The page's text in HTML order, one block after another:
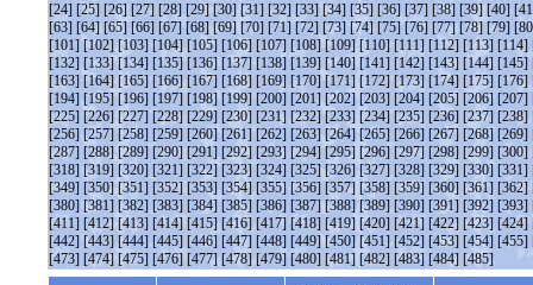
[24] [25] [26] [27] [28] [29] [30] [31] [32] [33] [34] [35] [36] [37] [38] [39] [40]
[63] [64] [65] [66] [67] [68] [69] [70] [71] [72] [73] [74] [75] [76] [77] [78] [79]
[101] [102] [103] [104] [105] [106] [107] [108] [109] [110] [111] [112] [113] [114]
[132] [133] [134] [135] [136] [137] [138] [139] [140] [141] [142] [143] [144] [145]
[163] [164] [165] [166] [167] [168] [169] [170] [171] [172] [173] [174] [175] [176]
[194] [195] [196] [197] [198] [199] [200] [201] [202] [203] [204] [205] [206] [207]
[225] [226] [227] [228] [229] [230] [231] [232] [233] [234] [235] [236] [237] [238]
[256] [257] [258] [259] [260] [261] [262] [263] [264] [265] [266] [267] [268] [269]
[287] [288] [289] [290] [291] [292] [293] [294] [295] [296] [297] [298] [299] [300]
[318] [319] [320] [321] [322] [323] [324] [325] [326] [327] [328] [329] [330] [331]
[349] [350] [351] [352] [353] [354] [355] [356] [357] [358] [359] [360] [361] [362]
[380] [381] [382] [383] [384] [385] [386] [387] [388] [389] [390] [391] [392] [393]
[411] [412] [413] [414] [415] [416] [417] [418] [419] [420] [421] [422] [423] [424]
[442] [443] [444] [445] [446] [447] [448] [449] [450] [451] [452] [453] [454] [455]
[473] [474] [475] [476] [477] [478] [479] [480] [481] [482] [483] [484] [485]